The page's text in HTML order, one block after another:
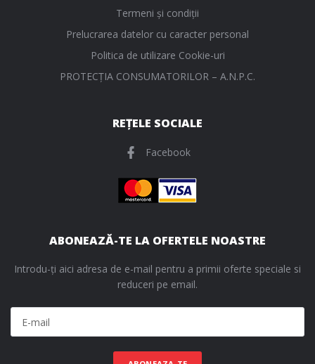
Termeni și condiții
Prelucrarea datelor cu caracter personal
Politica de utilizare Cookie-uri
PROTECŢIA CONSUMATORILOR – A.N.P.C.
REȚELE SOCIALE
Facebook
ABONEAZĂ-TE LA OFERTELE NOASTRE
Introdu-ți aici adresa de e-mail pentru a primii oferte speciale si
reduceri pe email.